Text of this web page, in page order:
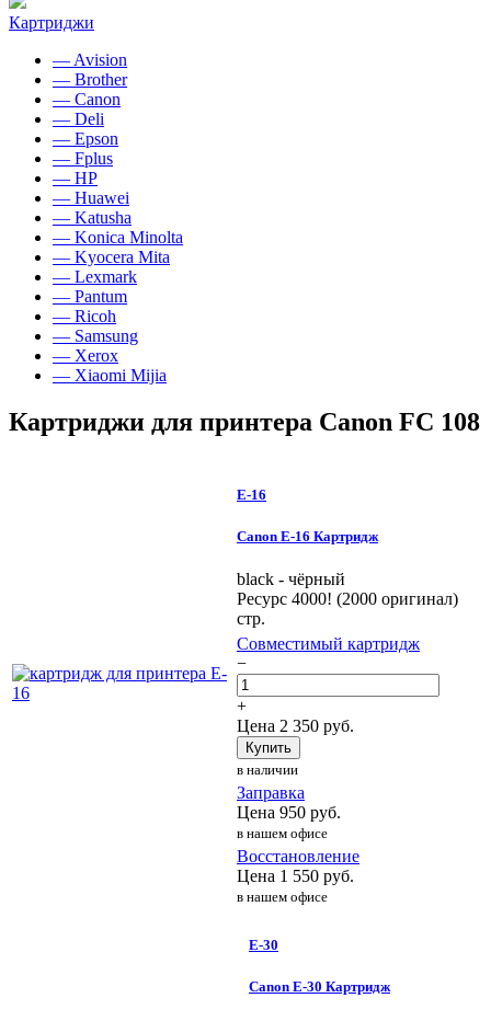
Картриджи
— Avision
— Brother
— Canon
— Deli
— Epson
— Fplus
— HP
— Huawei
— Katusha
— Konica Minolta
— Kyocera Mita
— Lexmark
— Pantum
— Ricoh
— Samsung
— Xerox
— Xiaomi Mijia
Картриджи для принтера Canon FC 108
E-16
Canon E-16 Картридж
black - чёрный
Ресурс 4000! (2000 оригинал)
стр.
Совместимый картридж
−
+
Цена 2 350 руб.
Купить
в наличии
Заправка
Цена 950 руб.
в нашем офисе
Восстановление
Цена 1 550 руб.
в нашем офисе
E-30
Canon E-30 Картридж